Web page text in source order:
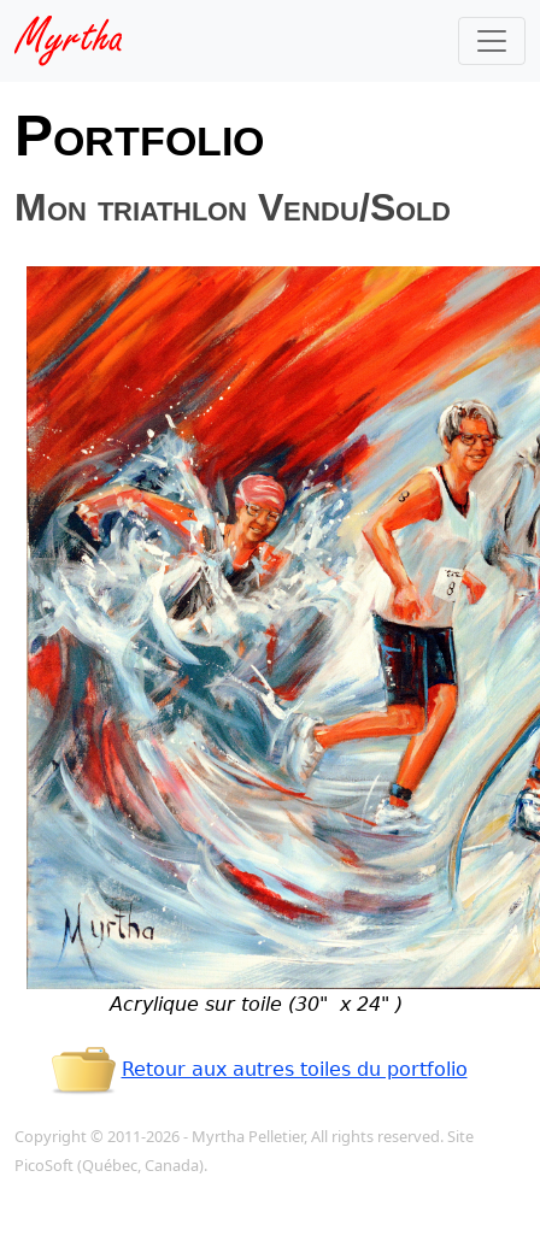
Portfolio
Mon triathlon Vendu/Sold
Acrylique sur toile (30" x 24" )
Retour aux autres toiles du portfolio
Copyright © 2011-2026 - Myrtha Pelletier, All rights reserved. Site
PicoSoft (Québec, Canada).